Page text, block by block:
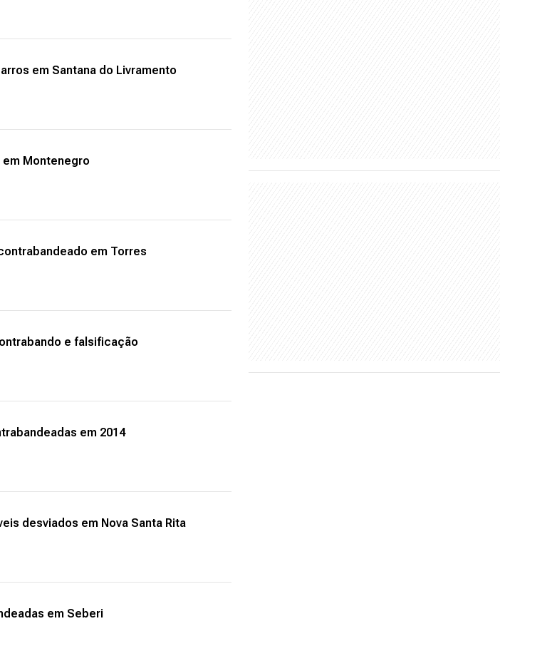
em Santana do Livramento
Montenegro
em Torres
e falsificação
em 2014
desviados em Nova Santa Rita
em Seberi